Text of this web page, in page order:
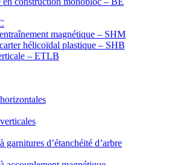
magnétique – SHM
hélicoïdal plastique – SHB
– ETLB
garnitures d’étanchéité d’arbre